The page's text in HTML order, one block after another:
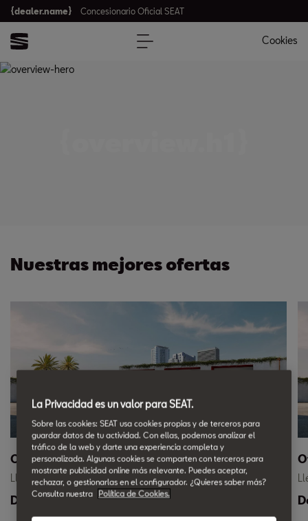
{dealer.name} Concesionario Oficial SEAT
Cookies
Nuestras mejores ofertas
Ofertas Coches Nuevos con Entrega Inmediata
Llévate tu SEAT con entrega inmediata.
Desde 165 €/mes*
La Privacidad es un valor para SEAT.
Sobre las cookies: SEAT usa cookies propias y de terceros para
guardar datos de tu actividad. Con ellas, podemos analizar el
tráfico de la web y darte una experiencia completa y
personalizada. Algunas cookies se comparten con terceros para
mostrarte publicidad online más relevante. Puedes aceptar,
rechazar, o gestionarlas en el configurador. ¿Quieres saber más?
Consulta nuestra
Política de Cookies.